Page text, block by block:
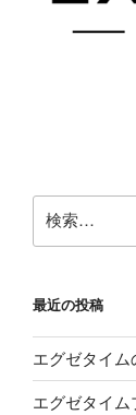
索:
最近の投稿
エグゼタイム
エグゼタイム